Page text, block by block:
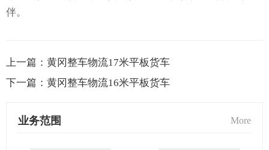
伴。
上一篇： 黄冈整车物流17米平板货车
下一篇： 黄冈整车物流16米平板货车
业务范围 More